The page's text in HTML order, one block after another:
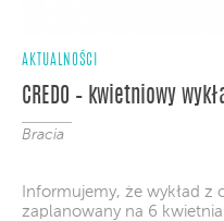
AKTUALNOŚCI
CREDO – kwietniowy
Bracia
Informujemy, że wykład z
zaplanowany na 6 kwietnia